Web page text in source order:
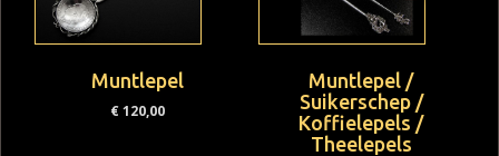
Muntlepel
€120,00
Muntlepel /
Suikerschep /
Koffielepels /
Theelepels